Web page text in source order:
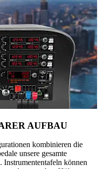
AUFBAU
kombinieren die
unsere gesamte
Instrumententafeln können